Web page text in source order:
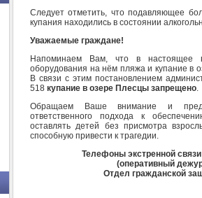
Следует отметить, что подавляющее
купания находились в состоянии
Уважаемые граждане!
Напоминаем Вам, что в настоящее
оборудования на нём пляжа и купание в
В связи с этим постановлением
518 купание в озере Плесцы запрещено.
Обращаем Ваше внимание и
ответственного подхода к
оставлять детей без присмотра
способную привести к трагедии.
Телефоны экстренной
(оперативный
Отдел гражданской